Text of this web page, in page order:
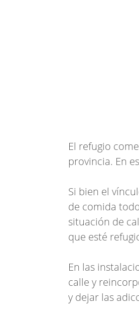
El refugio
provincia. En
Si bien el
de comida
situación de
que esté
En las
calle y
y dejar las